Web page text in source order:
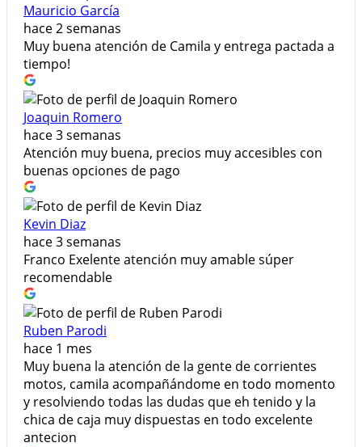
Mauricio García
hace 2 semanas
Muy buena atención de Camila y entrega pactada a
tiempo!
Joaquin Romero
hace 3 semanas
Atención muy buena, precios muy accesibles con
buenas opciones de pago
Kevin Diaz
hace 3 semanas
Franco Exelente atención muy amable súper
recomendable
Ruben Parodi
hace 1 mes
Muy buena la atención de la gente de corrientes
motos, camila acompañándome en todo momento
y resolviendo todas las dudas que eh tenido y la
chica de caja muy dispuestas en todo excelente
antecion